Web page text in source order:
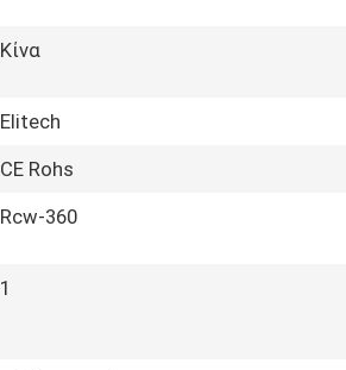
Κίνα
Elitech
CE Rohs
Rcw-360
1